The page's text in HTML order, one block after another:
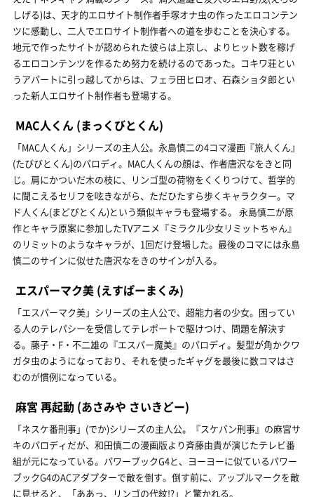
しげる)は、天才的エロサイト制作者手塚オナ虫の作ったエロコンテン
ツに感動し、二人でエロサイト制作者への道を歩むことを決心する。
地元で作ったサイトが認められた彼らは上京し、よりヒット数を稼げ
るエロコンテンツを作るため努力を続けるのであった。コキワ荘とい
うアパートに引っ越してからは、フェラ田ヒロオ、石森ショタ郎とい
った新人エロサイト制作者も登場する。
MAC人くん (まっくびとくん)
「MAC人くん」シリーズの主人公。永島慎二の4コマ漫画『旅人くん』
(たびびとくん)のパロディ。MAC人くんの顔は、作者唐沢なをきと同
じ。肩にかついだ木の枝に、リンゴ型の荷物をくくりつけて、哲学的
に聞こえるセリフを呟きながら、ただひたすら歩くキャラクター。マ
ド人くん(まどびとくん)という類似キャラも登場する。 永島慎二が原
作とキャラ原案に参加したTVアニメ『ミラクル少女リミットちゃん』
のリミットのようなキャラが、1回だけ登場した。最後のコマには永島
慎二のサインに似せた唐沢なをきのサインが入る。
エスパーマク美 (えすぱーまくみ)
「エスパーマク美」シリーズの主人公で、超能力者の少女。困ってい
る人のテレパシーを受信してテレポートで駆けつけ、問題を解決す
る。藤子・F・不二雄の『エスパー魔美』のパロディ。髪型が角かクワ
ガタ虫のようになっており、それを使ったギャグを最後に数コマはさ
むのが慣例になっている。
麻宮 再起動 (あさみや さいきどー)
「ネスケ番刑事」(でか)シリーズの主人公。『スケバン刑事』の麻宮サ
キのパロディだが、和田慎二の漫画版より斉藤由貴が演じたテレビ番
組が元になっている。パワーブックG4と、ヨーヨーに似ているパワー
ブックG4のACアダプターで敵を倒す。倒す前に、アップルマークを敵
に見せると、「ああっ、リンゴの代紋!?」と驚かれる。